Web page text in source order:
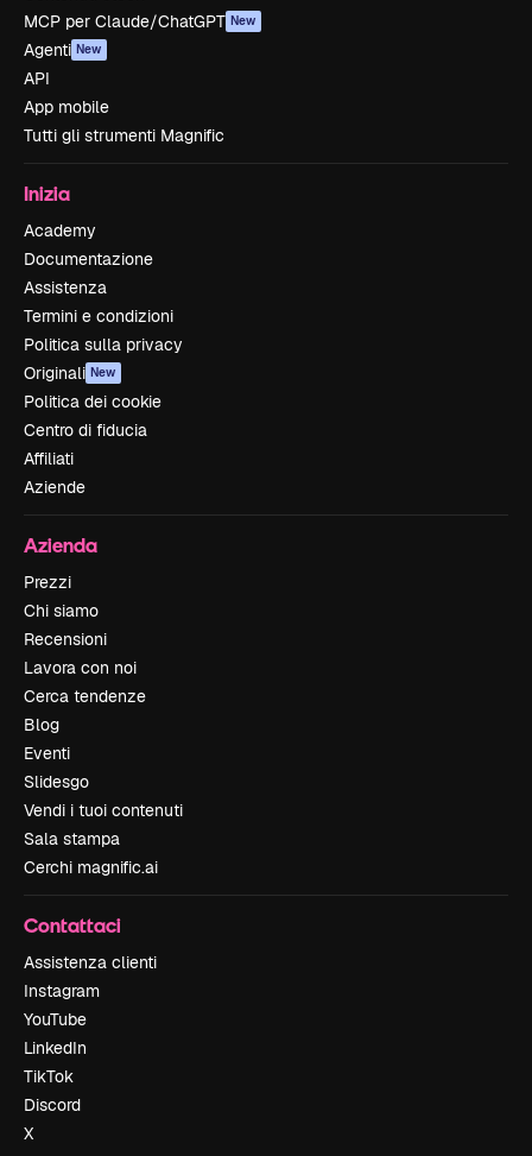
MCP per Claude/ChatGPT New
Agenti New
API
App mobile
Tutti gli strumenti Magnific
Inizia
Academy
Documentazione
Assistenza
Termini e condizioni
Politica sulla privacy
Originali New
Politica dei cookie
Centro di fiducia
Affiliati
Aziende
Azienda
Prezzi
Chi siamo
Recensioni
Lavora con noi
Cerca tendenze
Blog
Eventi
Slidesgo
Vendi i tuoi contenuti
Sala stampa
Cerchi magnific.ai
Contattaci
Assistenza clienti
Instagram
YouTube
LinkedIn
TikTok
Discord
X